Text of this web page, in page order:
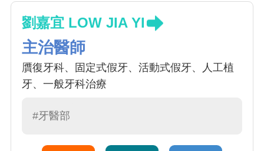
劉嘉宜 LOW JIA YI
主治醫師
贋復牙科、固定式假牙、活動式假牙、人工植
牙、一般牙科治療
#牙醫部